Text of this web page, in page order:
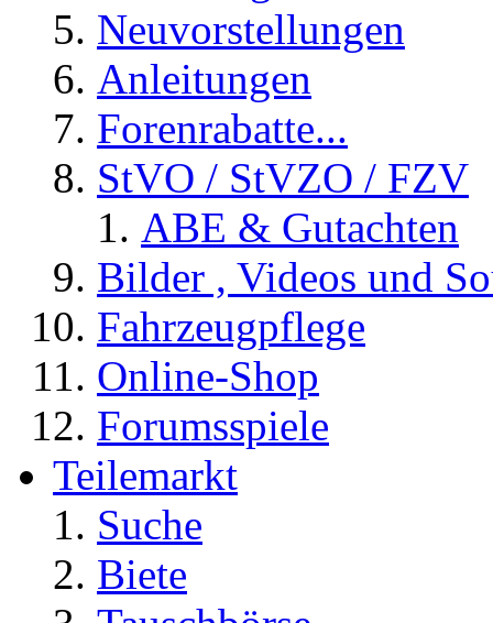
Neuvorstellungen
Anleitungen
Forenrabatte...
StVO / StVZO / FZV
ABE & Gutachten
Bilder , Videos und
Fahrzeugpflege
Online-Shop
Forumsspiele
Teilemarkt
Suche
Biete